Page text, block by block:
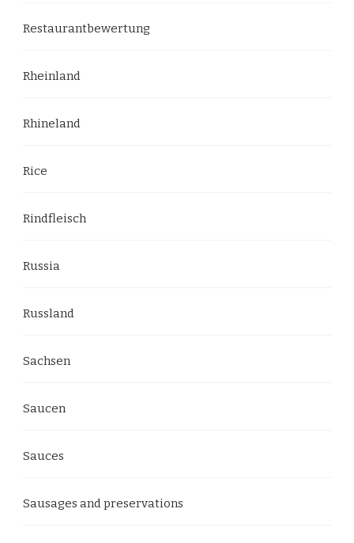
Restaurantbewertung
Rheinland
Rhineland
Rice
Rindfleisch
Russia
Russland
Sachsen
Saucen
Sauces
Sausages and preservations